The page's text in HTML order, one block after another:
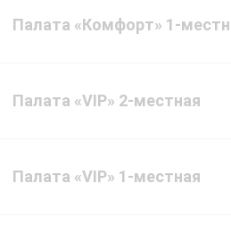
Палата «Комфорт» 1-
Палата «VIP» 2-местная
Палата «VIP» 1-местная